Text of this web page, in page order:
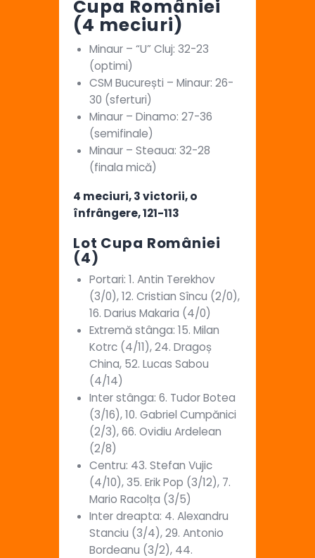
Cupa României
(4 meciuri)
Minaur – “U” Cluj: 32-23
(optimi)
CSM București – Minaur: 26-
30 (sferturi)
Minaur – Dinamo: 27-36
(semifinale)
Minaur – Steaua: 32-28
(finala mică)
4 meciuri, 3 victorii, o
înfrângere, 121-113
Lot Cupa României
(4)
Portari: 1. Antin Terekhov
(3/0), 12. Cristian Sîncu (2/0),
16. Darius Makaria (4/0)
Extremă stânga: 15. Milan
Kotrc (4/11), 24. Dragoș
China, 52. Lucas Sabou
(4/14)
Inter stânga: 6. Tudor Botea
(3/16), 10. Gabriel Cumpănici
(2/3), 66. Ovidiu Ardelean
(2/8)
Centru: 43. Stefan Vujic
(4/10), 35. Erik Pop (3/12), 7.
Mario Racolța (3/5)
Inter dreapta: 4. Alexandru
Stanciu (3/4), 29. Antonio
Bordeanu (3/2), 44.